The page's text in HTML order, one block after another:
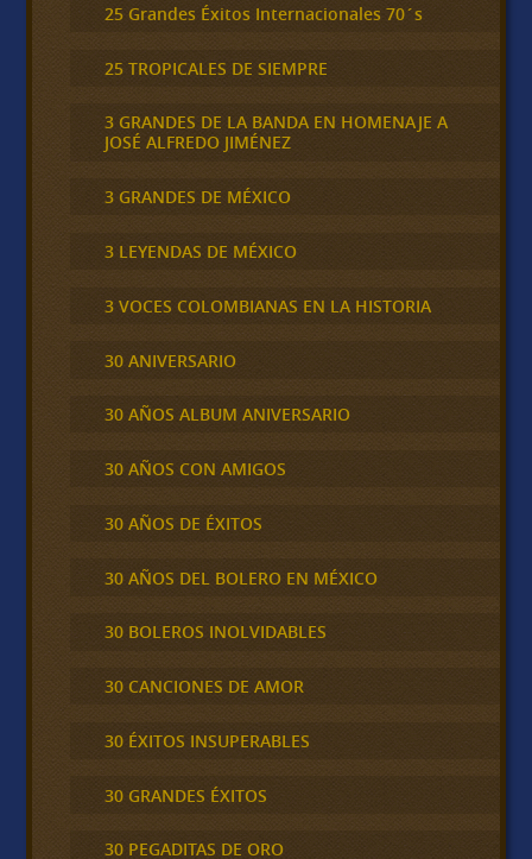
25 Grandes Éxitos Internacionales 70´s
25 TROPICALES DE SIEMPRE
3 GRANDES DE LA BANDA EN HOMENAJE A
JOSÉ ALFREDO JIMÉNEZ
3 GRANDES DE MÉXICO
3 LEYENDAS DE MÉXICO
3 VOCES COLOMBIANAS EN LA HISTORIA
30 ANIVERSARIO
30 AÑOS ALBUM ANIVERSARIO
30 AÑOS CON AMIGOS
30 AÑOS DE ÉXITOS
30 AÑOS DEL BOLERO EN MÉXICO
30 BOLEROS INOLVIDABLES
30 CANCIONES DE AMOR
30 ÉXITOS INSUPERABLES
30 GRANDES ÉXITOS
30 PEGADITAS DE ORO